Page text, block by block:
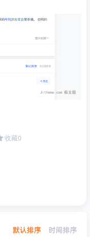
收藏0
默认排序 时间排序